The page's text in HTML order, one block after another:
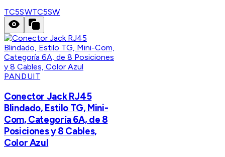
TC5SWTC5SW
PANDUIT
Conector Jack RJ45
Blindado, Estilo TG, Mini-
Com, Categoría 6A, de 8
Posiciones y 8 Cables,
Color Azul